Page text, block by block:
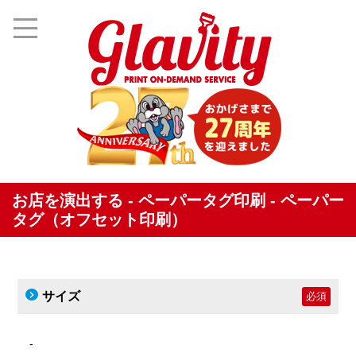
お店を演出する - ペーパータグ印刷 - ペーパー
タグ（オフセット印刷）
サイズ 必須
-